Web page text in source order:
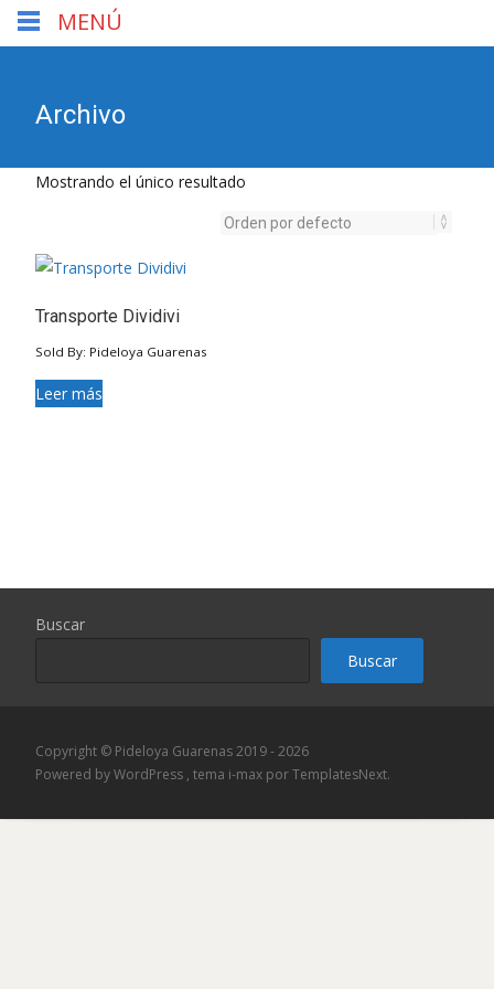
Archivo
Mostrando el único resultado
Transporte Dividivi
Sold By: Pideloya Guarenas
Leer más
Buscar
Buscar
Copyright © Pideloya Guarenas 2019 - 2026
Powered by WordPress , tema i-max por TemplatesNext.
MENÚ